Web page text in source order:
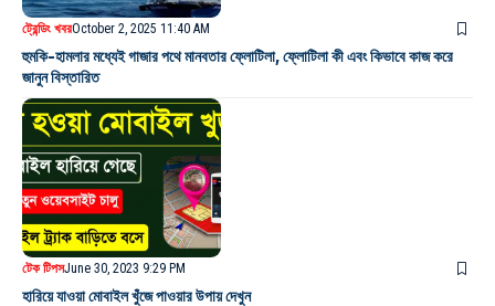
ট্রেন্ডিং খবরOctober 2, 2025 11:40 AM
হুমকি-হামলার মধ্যেই গাজার পথে মানবতার ফ্লোটিলা, ফ্লোটিলা কী এবং কিভাবে কাজ করে
জানুন বিস্তারিত
টেক টিপসJune 30, 2023 9:29 PM
হারিয়ে যাওয়া মোবাইল খুঁজে পাওয়ার উপায় দেখুন